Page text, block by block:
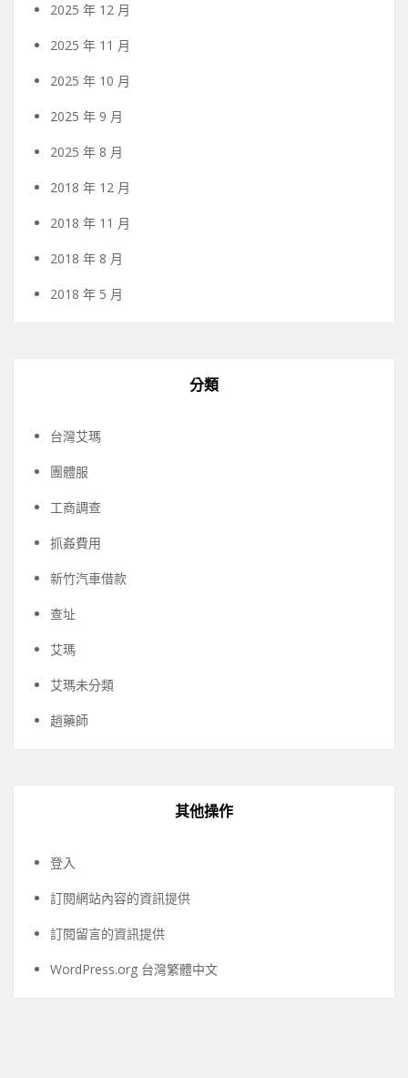
2025 年 12 月
2025 年 11 月
2025 年 10 月
2025 年 9 月
2025 年 8 月
2018 年 12 月
2018 年 11 月
2018 年 8 月
2018 年 5 月
分類
台灣艾瑪
團體服
工商調查
抓姦費用
新竹汽車借款
查址
艾瑪
艾瑪未分類
趙藥師
其他操作
登入
訂閱網站內容的資訊提供
訂閱留言的資訊提供
WordPress.org 台灣繁體中文